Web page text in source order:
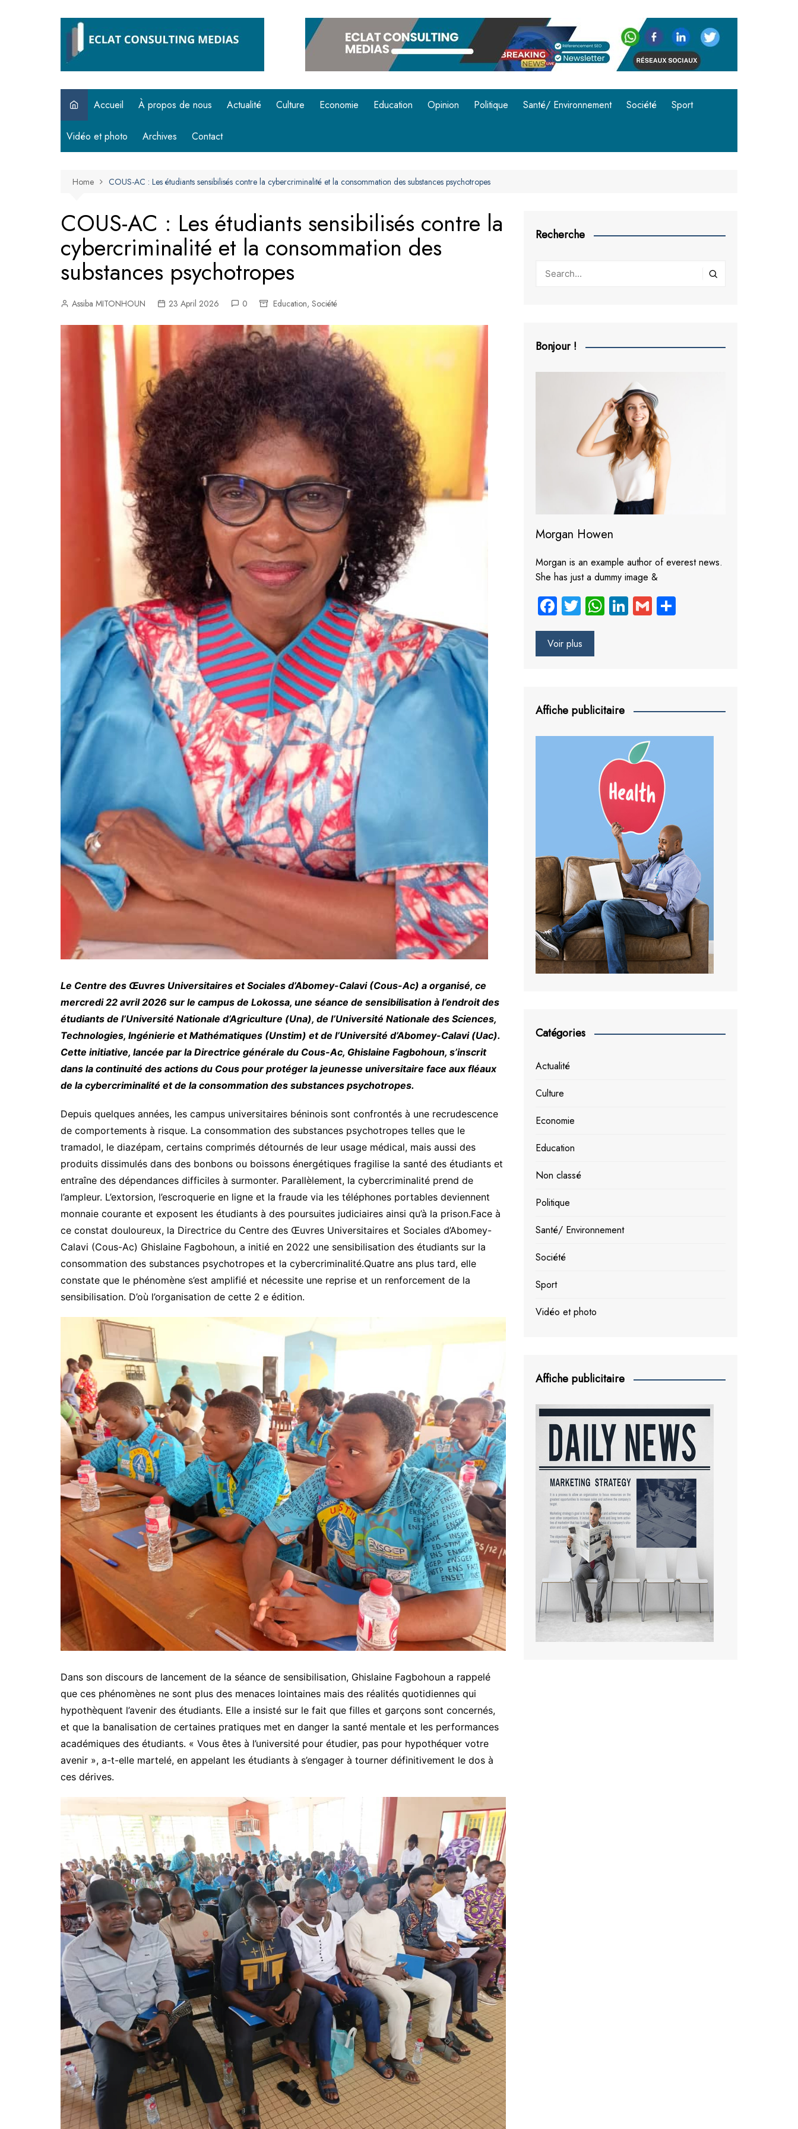
Accueil À propos de nous Actualité Culture Economie Education Opinion Politique Santé/ Environnement Société Sport
Vidéo et photo Archives Contact
Home COUS-AC : Les étudiants sensibilisés contre la cybercriminalité et la consommation des substances psychotropes
COUS-AC : Les étudiants sensibilisés contre la
cybercriminalité et la consommation des
substances psychotropes
Assiba MITONHOUN 23 April 2026 0 Education, Société
Le Centre des Œuvres Universitaires et Sociales d’Abomey-Calavi (Cous-Ac) a organisé, ce
mercredi 22 avril 2026 sur le campus de Lokossa, une séance de sensibilisation à l’endroit des
étudiants de l’Université Nationale d’Agriculture (Una), de l’Université Nationale des Sciences,
Technologies, Ingénierie et Mathématiques (Unstim) et de l’Université d’Abomey-Calavi (Uac).
Cette initiative, lancée par la Directrice générale du Cous-Ac, Ghislaine Fagbohoun, s’inscrit
dans la continuité des actions du Cous pour protéger la jeunesse universitaire face aux fléaux
de la cybercriminalité et de la consommation des substances psychotropes.
Depuis quelques années, les campus universitaires béninois sont confrontés à une recrudescence
de comportements à risque. La consommation des substances psychotropes telles que le
tramadol, le diazépam, certains comprimés détournés de leur usage médical, mais aussi des
produits dissimulés dans des bonbons ou boissons énergétiques fragilise la santé des étudiants et
entraîne des dépendances difficiles à surmonter. Parallèlement, la cybercriminalité prend de
l’ampleur. L’extorsion, l’escroquerie en ligne et la fraude via les téléphones portables deviennent
monnaie courante et exposent les étudiants à des poursuites judiciaires ainsi qu’à la prison.Face à
ce constat douloureux, la Directrice du Centre des Œuvres Universitaires et Sociales d’Abomey-
Calavi (Cous-Ac) Ghislaine Fagbohoun, a initié en 2022 une sensibilisation des étudiants sur la
consommation des substances psychotropes et la cybercriminalité.Quatre ans plus tard, elle
constate que le phénomène s’est amplifié et nécessite une reprise et un renforcement de la
sensibilisation. D’où l’organisation de cette 2 e édition.
Dans son discours de lancement de la séance de sensibilisation, Ghislaine Fagbohoun a rappelé
que ces phénomènes ne sont plus des menaces lointaines mais des réalités quotidiennes qui
hypothèquent l’avenir des étudiants. Elle a insisté sur le fait que filles et garçons sont concernés,
et que la banalisation de certaines pratiques met en danger la santé mentale et les performances
académiques des étudiants. « Vous êtes à l’université pour étudier, pas pour hypothéquer votre
avenir », a-t-elle martelé, en appelant les étudiants à s’engager à tourner définitivement le dos à
ces dérives.
Recherche
Bonjour !
Morgan Howen
Morgan is an example author of everest news.
She has just a dummy image &
Fa
ce
b
o
T
wi
tt
er
W
ha
p
Li
nk
G
m
Voir plus
Affiche publicitaire
Catégories
Actualité
Culture
Economie
Education
Non classé
Politique
Santé/ Environnement
Société
Sport
Vidéo et photo
Affiche publicitaire